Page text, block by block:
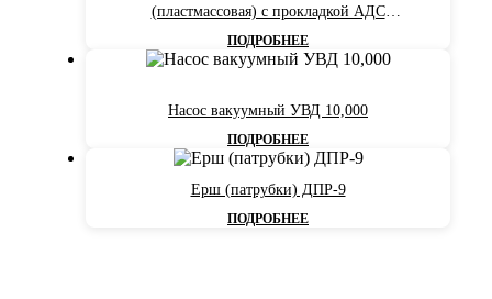
(пластмассовая) с прокладкой АДС
17.09.000
ПОДРОБНЕЕ
Насос вакуумный УВД 10,000
ПОДРОБНЕЕ
Ерш (патрубки) ДПР-9
ПОДРОБНЕЕ